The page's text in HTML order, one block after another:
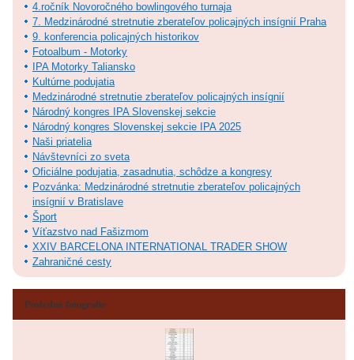
4.ročník Novoročného bowlingového turnaja
7. Medzinárodné stretnutie zberateľov policajných insígnií Praha
9. konferencia policajných historikov
Fotoalbum - Motorky
IPA Motorky Taliansko
Kultúrne podujatia
Medzinárodné stretnutie zberateľov policajných insígnií
Národný kongres IPA Slovenskej sekcie
Národný kongres Slovenskej sekcie IPA 2025
Naši priatelia
Návštevníci zo sveta
Oficiálne podujatia, zasadnutia, schôdze a kongresy
Pozvánka: Medzinárodné stretnutie zberateľov policajných
insígnií v Bratislave
Šport
Víťazstvo nad Fašizmom
XXIV BARCELONA INTERNATIONAL TRADER SHOW
Zahraničné cesty
Posledné fotografie